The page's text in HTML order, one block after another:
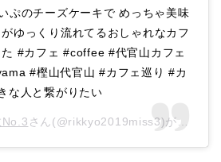
ぷのチーズケーキで めっちゃ美味
ゆっくり流れてるおしゃれなカフ
#カフェ #coffee #代官山カフェ
#樫山代官山 #カフェ巡り #カ
な人と繋がりたい
さん(@rikkyo2019miss3)がシェアした投稿 –